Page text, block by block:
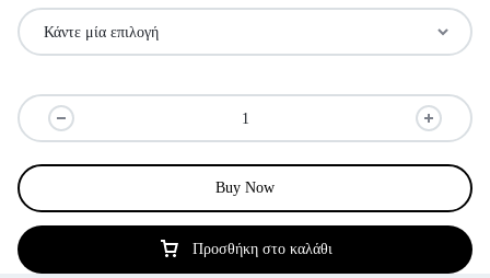
Προσθήκη στο καλάθι
Buy Now